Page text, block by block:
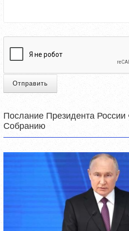
Отправить
Послание Президента
Собранию